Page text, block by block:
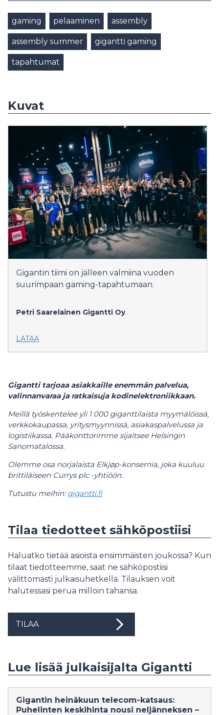
gaming pelaaminen assembly
assembly summer gigantti gaming
tapahtumat
Kuvat
Gigantin tiimi on jälleen valmiina vuoden
suurimpaan gaming-tapahtumaan.
Petri Saarelainen Gigantti Oy
LATAA
Gigantti tarjoaa asiakkaille enemmän palvelua,
valinnanvaraa ja ratkaisuja kodinelektroniikkaan.
Meillä työskentelee yli 1 000 giganttilaista myymälöissä,
verkkokaupassa, yritysmyynnissä, asiakaspalvelussa ja
logistiikassa. Pääkonttorimme sijaitsee Helsingin
Sanomatalossa.
Olemme osa norjalaista Elkjøp-konsernia, joka kuuluu
brittiläiseen Currys plc -yhtiöön.
Tutustu meihin:gigantti.fi
Tilaa tiedotteet sähköpostiisi
Haluatko tietää asioista ensimmäisten joukossa? Kun
tilaat tiedotteemme, saat ne sähköpostiisi
välittömästi julkaisuhetkellä. Tilauksen voit
halutessasi perua milloin tahansa.
TILAA
Lue lisää julkaisijalta Gigantti
Gigantin heinäkuun telecom-katsaus:
Puhelinten keskihinta nousi neljänneksen –